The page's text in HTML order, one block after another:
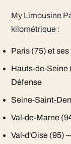
My Limousine
kilométrique :
Paris (75) et
Hauts-de-Seine
Défense
Seine-Saint-
Val-de-Marne
Val-d'Oise (95)